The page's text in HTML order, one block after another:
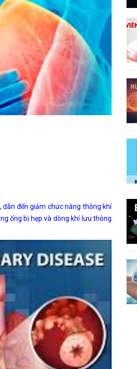
đến giảm chức năng thông khí
ống bị hẹp và dòng khí lưu thông